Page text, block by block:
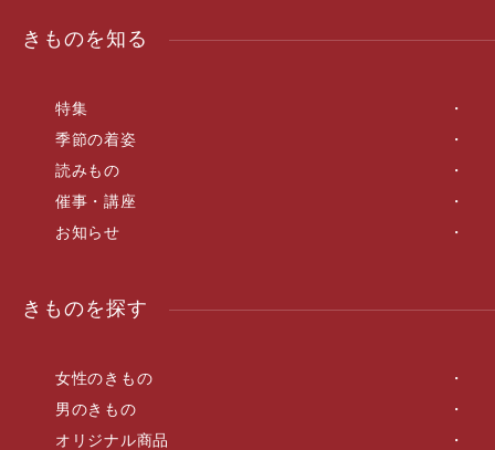
きものを知る
特集
季節の着姿
読みもの
催事・講座
お知らせ
きものを探す
女性のきもの
男のきもの
オリジナル商品